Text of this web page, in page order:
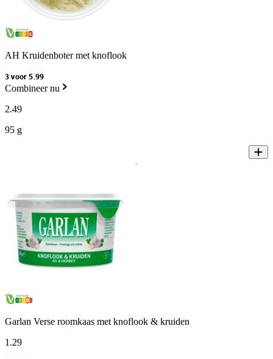
AH Kruidenboter met knoflook
3 voor 5.99
Combineer nu
2.49
95 g
Garlan Verse roomkaas met knoflook & kruiden
1 .29